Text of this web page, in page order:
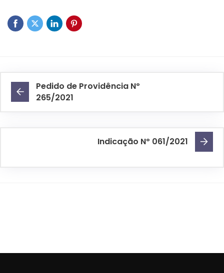
Pedido de Providência Nº
265/2021
Indicação Nº 061/2021